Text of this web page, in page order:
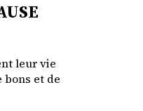
leur vie
et de